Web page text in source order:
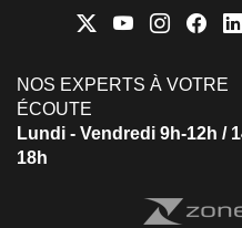
NOS EXPERTS À VOTRE
ÉCOUTE
Lundi - Vendredi 9h-12h /
18h